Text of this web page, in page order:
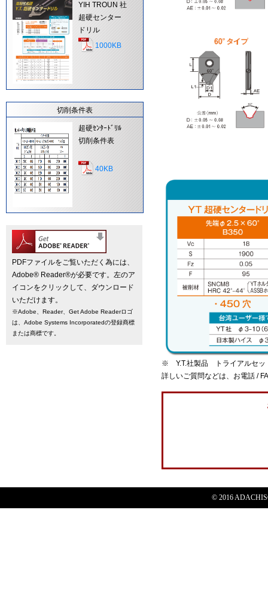
※ Y.T.社製品 トライアルセッ
詳しいご質問などは、お電話 /
YIH TROUN 社
超硬センター
ドリル
1000KB
切削条件表
超硬ｾﾝﾀｰﾄﾞﾘﾙ
切削条件表
40KB
PDFファイルをご覧いただく為には、
Adobe® Reader®が必要です。左のア
イコンをクリックして、ダウンロード
いただけます。
※Adobe、Reader、Get Adobe Readerロゴ
は、Adobe Systems Incorporatedの登録商標
または商標です。
© 2016